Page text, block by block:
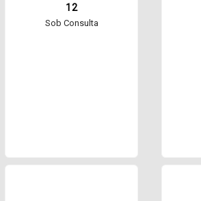
12
Sob Consulta